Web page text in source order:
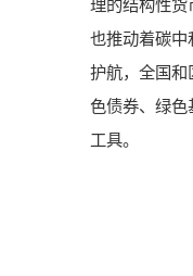
理的结构性货
也推动着碳中
护航，全国和
色债券、绿色
工具。